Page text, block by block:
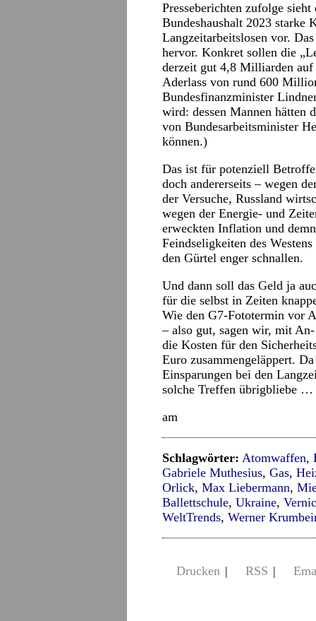
Presseberichten zufolge
Bundeshaushalt 2023 starke
Langzeitarbeitslosen vor.
hervor. Konkret sollen die
derzeit gut 4,8 Milliarden
Aderlass von rund 600
Bundesfinanzminister
wird: dessen Mannen hätten
von Bundesarbeitsminister
können.)
Das ist für potenziell
doch andererseits – wegen
der Versuche, Russland
wegen der Energie- und
erweckten Inflation und
Feindseligkeiten des
den Gürtel enger schnallen.
Und dann soll das Geld ja
für die selbst in Zeiten
Wie den G7-Fototermin vor
– also gut, sagen wir, mit
die Kosten für den
Euro zusammengeläppert.
Einsparungen bei den
solche Treffen übrigbliebe …
am
Schlagwörter: Atomwaffen,
Gabriele Muthesius, Gas,
Orlick, Max Liebermann,
Ballettschule, Ukraine,
WeltTrends, Werner
Drucken | RSS |